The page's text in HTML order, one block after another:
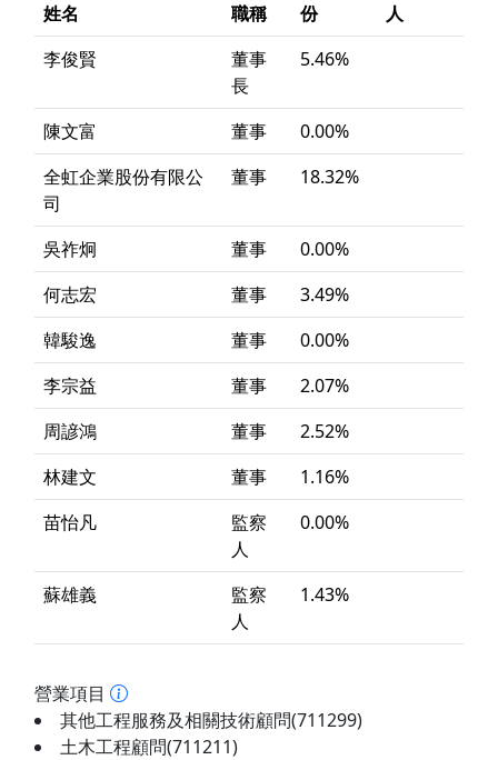
姓名 職稱
份
人
李俊賢
董事
長
5.46%
陳文富 董事
0.00%
全虹企業股份有限公
司
董事 18.32%
吳祚炯 董事
0.00%
何志宏
董事
3.49%
韓駿逸
董事
0.00%
李宗益
董事
2.07%
周諺鴻
董事
2.52%
林建文
董事
1.16%
苗怡凡
監察
人
0.00%
蘇雄義
監察
人
1.43%
營業項目
其他工程服務及相關技術顧問(711299)
土木工程顧問(711211)